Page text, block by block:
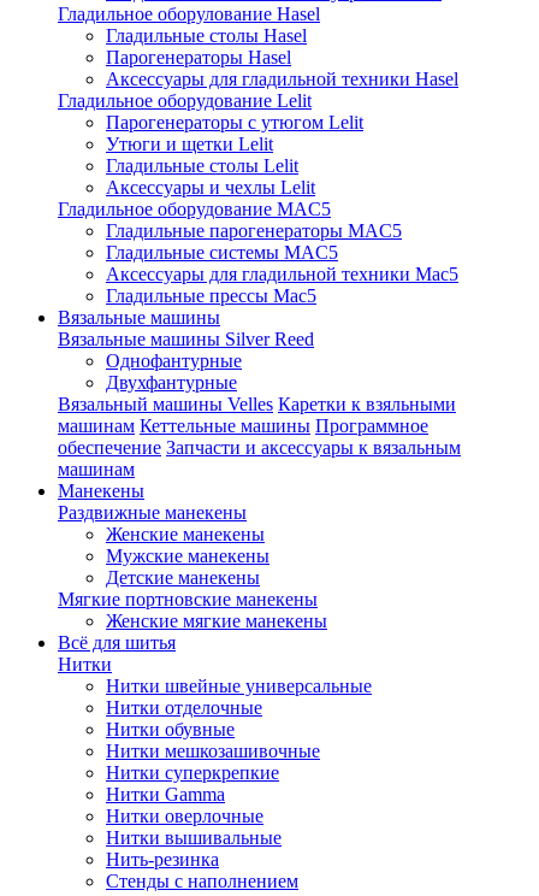
Гладильное оборулование Hasel
Гладильные столы Hasel
Парогенераторы Hasel
Аксессуары для гладильной техники Hasel
Гладильное оборудование Lelit
Парогенераторы с утюгом Lelit
Утюги и щетки Lelit
Гладильные столы Lelit
Аксессуары и чехлы Lelit
Гладильное оборудование MAC5
Гладильные парогенераторы MAC5
Гладильные системы MAC5
Аксессуары для гладильной техники Mac5
Гладильные прессы Mac5
Вязальные машины
Вязальные машины Silver Reed
Однофантурные
Двухфантурные
Вязальный машины Velles Каретки к взяльными
машинам Кеттельные машины Программное
обеспечение Запчасти и аксессуары к вязальным
машинам
Манекены
Раздвижные манекены
Женские манекены
Мужские манекены
Детские манекены
Мягкие портновские манекены
Женские мягкие манекены
Всё для шитья
Нитки
Нитки швейные универсальные
Нитки отделочные
Нитки обувные
Нитки мешкозашивочные
Нитки суперкрепкие
Нитки Gamma
Нитки оверлочные
Нитки вышивальные
Нить-резинка
Стенды с наполнением